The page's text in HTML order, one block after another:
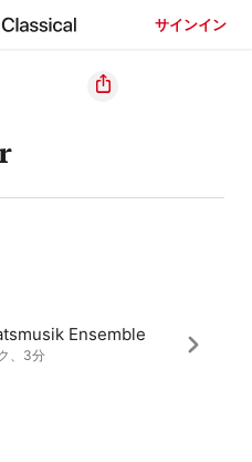
サインイン
Ensemble
、3分